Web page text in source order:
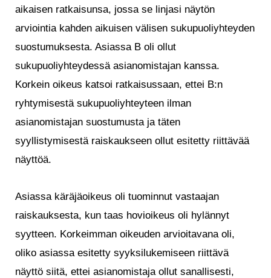
aikaisen ratkaisunsa, jossa se linjasi näytön
arviointia kahden aikuisen välisen sukupuoliyhteyden
suostumuksesta. Asiassa B oli ollut
sukupuoliyhteydessä asianomistajan kanssa.
Korkein oikeus katsoi ratkaisussaan, ettei B:n
ryhtymisestä sukupuoliyhteyteen ilman
asianomistajan suostumusta ja täten
syyllistymisestä raiskaukseen ollut esitetty riittävää
näyttöä.
Asiassa käräjäoikeus oli tuominnut vastaajan
raiskauksesta, kun taas hovioikeus oli hylännyt
syytteen. Korkeimman oikeuden arvioitavana oli,
oliko asiassa esitetty syyksilukemiseen riittävä
näyttö siitä, ettei asianomistaja ollut sanallisesti,